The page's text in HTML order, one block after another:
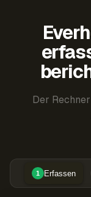
Der
1 Erfassen